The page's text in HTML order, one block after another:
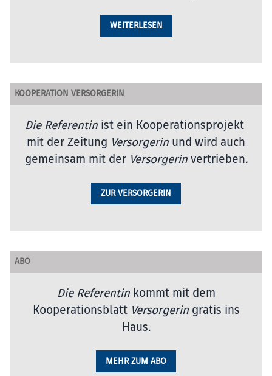
WEITERLESEN
KOOPERATION VERSORGERIN
Die Referentin ist ein Kooperationsprojekt
mit der Zeitung Versorgerin und wird auch
gemeinsam mit der Versorgerinvertrieben.
ZUR VERSORGERIN
ABO
Die Referentinkommt mit dem
Kooperationsblatt Versorgeringratis ins
Haus.
MEHR ZUM ABO